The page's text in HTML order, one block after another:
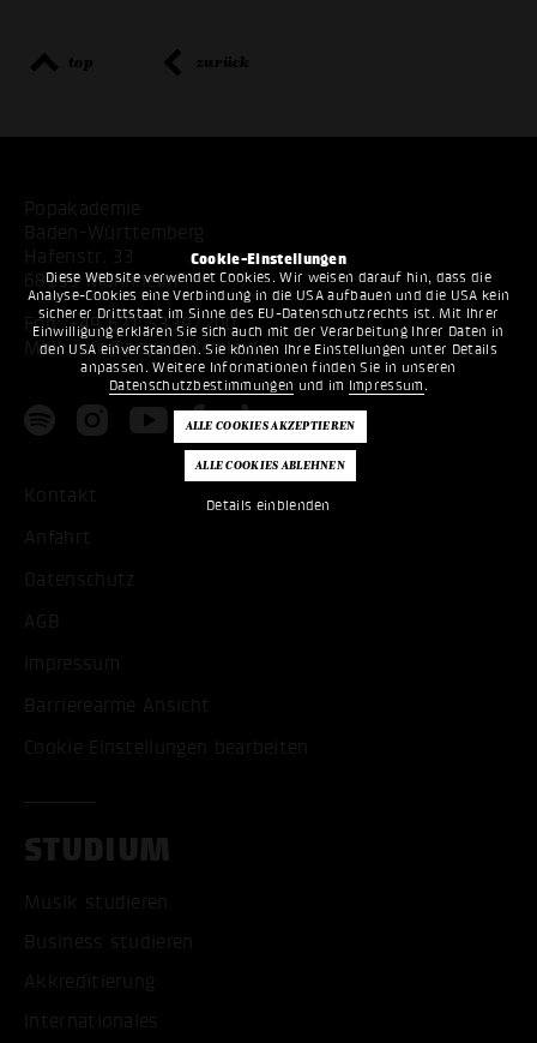
Cookie-Einstellungen
Diese Website verwendet Cookies. Wir weisen darauf hin, dass die
Analyse-Cookies eine Verbindung in die USA aufbauen und die USA kein
sicherer Drittstaat im Sinne des EU-Datenschutzrechts ist. Mit Ihrer
Einwilligung erklären Sie sich auch mit der Verarbeitung Ihrer Daten in
den USA einverstanden. Sie können Ihre Einstellungen unter Details
anpassen. Weitere Informationen finden Sie in unseren
Datenschutzbestimmungen und im Impressum .
Details einblenden
top zurück
Popakademie
Baden-Württemberg
Hafenstr. 33
68159 Mannheim
Fon:+49 621 53397200
Mail:info@popakademie.de
Kontakt
Anfahrt
Datenschutz
AGB
Impressum
Barrierearme Ansicht
Cookie Einstellungen bearbeiten
STUDIUM
Musik studieren
Business studieren
Akkreditierung
Internationales